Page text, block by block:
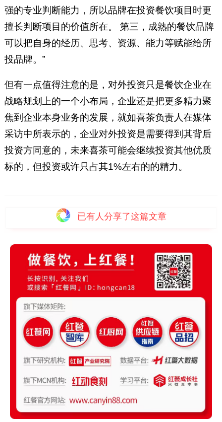
强的专业判断能力，所以品牌在投资餐饮项目时更
擅长判断项目的价值所在。 第三，成熟的餐饮品牌
可以把自身的经历、思考、资源、能力等赋能给所
投品牌。”
但有一点值得注意的是，对外投资只是餐饮企业在
战略规划上的一个小布局，企业还是把更多精力聚
焦到企业本身业务的发展，就如喜茶负责人在媒体
采访中所表示的，企业对外投资是需要得到其背后
投资方同意的，未来喜茶可能会继续投资其他优质
标的，但投资或许只占其1%左右的的精力。
已有 人分享了这篇文章